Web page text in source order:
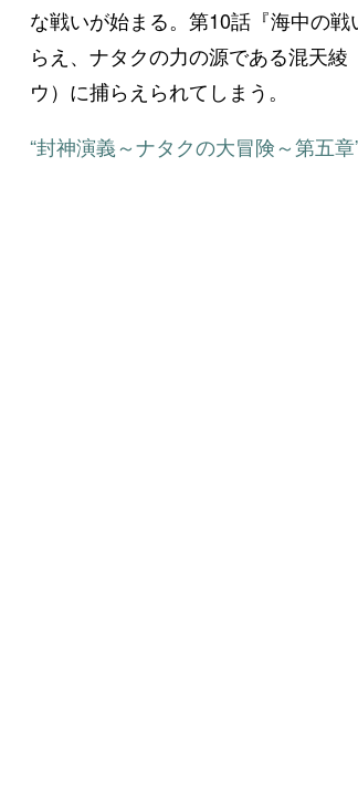
な戦いが始まる。第10話『海中の
らえ、ナタクの力の源である混天
ウ）に捕らえられてしまう。
“封神演義～ナタクの大冒険～第五章